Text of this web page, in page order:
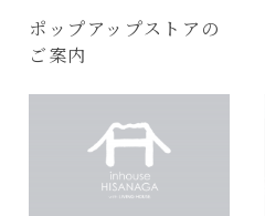
ポップアップストアの
ご案内